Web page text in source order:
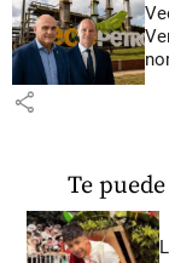
share
Te